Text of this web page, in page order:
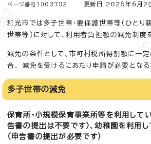
ページ番号1003782 更新日 2026年6月
和光市では多子世帯・要保護世帯等（ひとり
世帯等）に対して、利用者負担額の減免制度
減免の条件として、市町村税所得割額に一
合、 減免を受けるにあたり申請が必要となる
多子世帯の減免
保育所・小規模保育事業所等を利用して
告書の提出は不要です）、幼稚園を利用
（申告書の提出が必要です）